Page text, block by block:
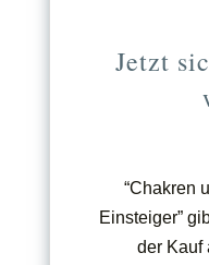
Jetzt
“Chakren
Einsteiger”
der Kauf